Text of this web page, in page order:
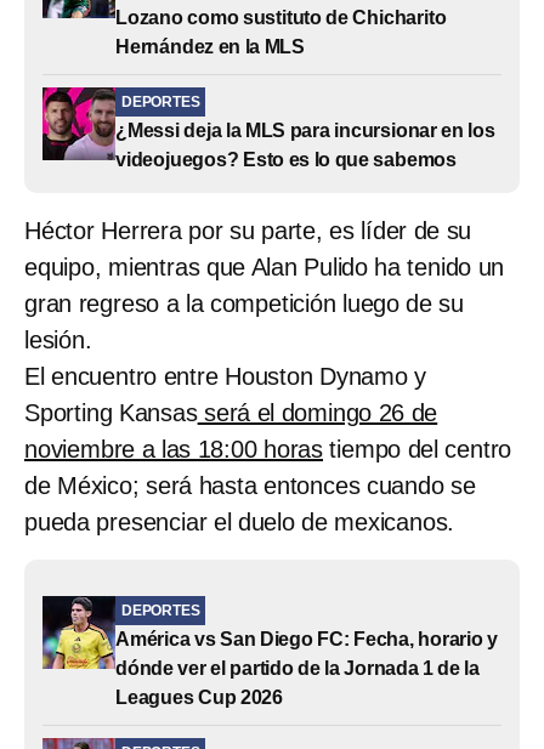
Lozano como sustituto de Chicharito
Hernández en la MLS
DEPORTES
¿Messi deja la MLS para incursionar en los
videojuegos? Esto es lo que sabemos
Héctor Herrera por su parte, es líder de su
equipo, mientras que Alan Pulido ha tenido un
gran regreso a la competición luego de su
lesión.
El encuentro entre Houston Dynamo y
Sporting Kansasserá el domingo 26 de
noviembre a las 18:00 horas tiempo del centro
de México; será hasta entonces cuando se
pueda presenciar el duelo de mexicanos.
DEPORTES
América vs San Diego FC: Fecha, horario y
dónde ver el partido de la Jornada 1 de la
Leagues Cup 2026